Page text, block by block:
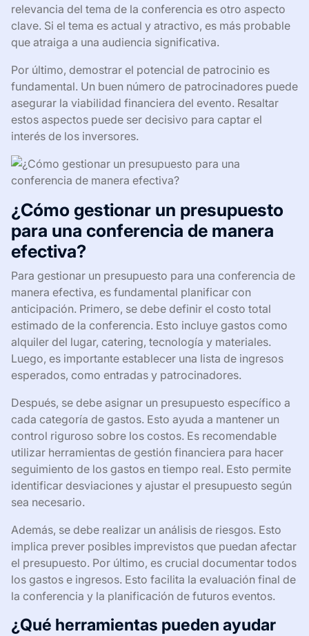
relevancia del tema de la conferencia es otro aspecto
clave. Si el tema es actual y atractivo, es más probable
que atraiga a una audiencia significativa.
Por último, demostrar el potencial de patrocinio es
fundamental. Un buen número de patrocinadores puede
asegurar la viabilidad financiera del evento. Resaltar
estos aspectos puede ser decisivo para captar el
interés de los inversores.
¿Cómo gestionar un presupuesto
para una conferencia de manera
efectiva?
Para gestionar un presupuesto para una conferencia de
manera efectiva, es fundamental planificar con
anticipación. Primero, se debe definir el costo total
estimado de la conferencia. Esto incluye gastos como
alquiler del lugar, catering, tecnología y materiales.
Luego, es importante establecer una lista de ingresos
esperados, como entradas y patrocinadores.
Después, se debe asignar un presupuesto específico a
cada categoría de gastos. Esto ayuda a mantener un
control riguroso sobre los costos. Es recomendable
utilizar herramientas de gestión financiera para hacer
seguimiento de los gastos en tiempo real. Esto permite
identificar desviaciones y ajustar el presupuesto según
sea necesario.
Además, se debe realizar un análisis de riesgos. Esto
implica prever posibles imprevistos que puedan afectar
el presupuesto. Por último, es crucial documentar todos
los gastos e ingresos. Esto facilita la evaluación final de
la conferencia y la planificación de futuros eventos.
¿Qué herramientas pueden ayudar